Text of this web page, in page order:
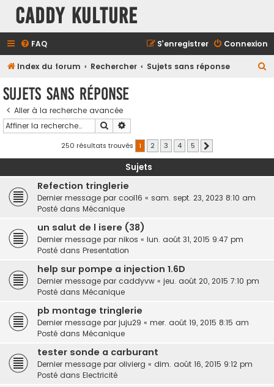
Caddy Kulture
FAQ Connexion
S’enregistrer
Index du forum Rechercher Sujets sans réponse
c
h
Sujets sans réponse
Aller à la recherche avancée
Rechercher
250 résultats trouvés 1 2 3 4 5
Sujets
Refection tringlerie
Dernier message par cool16 « sam. sept. 23, 2023 8:10 am
Posté dans Mécanique
un salut de l isere (38)
Dernier message par nikos « lun. août 31, 2015 9:47 pm
Posté dans Presentation
help sur pompe a injection 1.6D
Dernier message par caddyvw « jeu. août 20, 2015 7:10 pm
Posté dans Mécanique
pb montage tringlerie
Dernier message par juju29 « mer. août 19, 2015 8:15 am
Posté dans Mécanique
tester sonde a carburant
Dernier message par olivierg « dim. août 16, 2015 9:12 pm
Posté dans Electricité